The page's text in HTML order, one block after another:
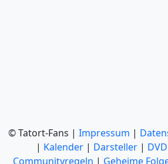
© Tatort-Fans | Impressum |
| Kalender | Darsteller | DVD
Communityregeln | Geheime